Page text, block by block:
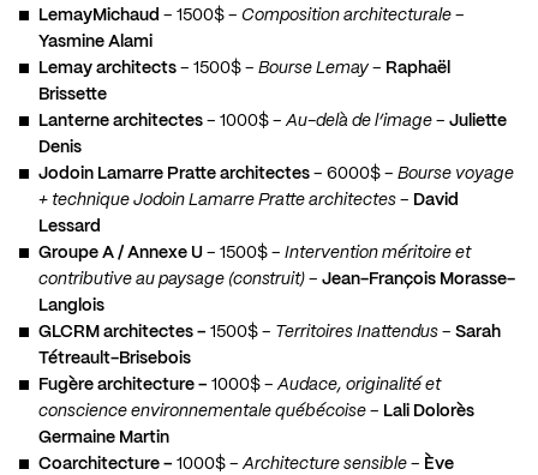
LemayMichaud – 1500$ – Composition architecturale –
Yasmine Alami
Lemay architects – 1500$ – Bourse Lemay – Raphaël
Brissette
Lanterne architectes – 1000$ – Au-delà de l’image – Juliette
Denis
Jodoin Lamarre Pratte architectes – 6000$ – Bourse voyage
+ technique Jodoin Lamarre Pratte architectes – David
Lessard
Groupe A / Annexe U – 1500$ – Intervention méritoire et
contributive au paysage (construit) – Jean-François Morasse-
Langlois
GLCRM architectes – 1500$ – Territoires Inattendus – Sarah
Tétreault-Brisebois
Fugère architecture – 1000$ – Audace, originalité et
conscience environnementale québécoise – Lali Dolorès
Germaine Martin
Coarchitecture – 1000$ – Architecture sensible – Ève